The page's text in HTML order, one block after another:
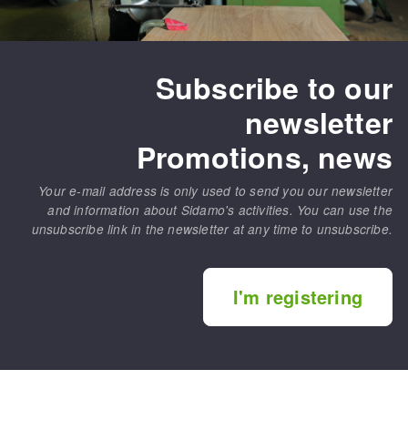
Subscribe to our
newsletter
Promotions, news
Your e-mail address is only used to send you our newsletter
and information about Sidamo's activities. You can use the
unsubscribe link in the newsletter at any time to unsubscribe.
I'm registering